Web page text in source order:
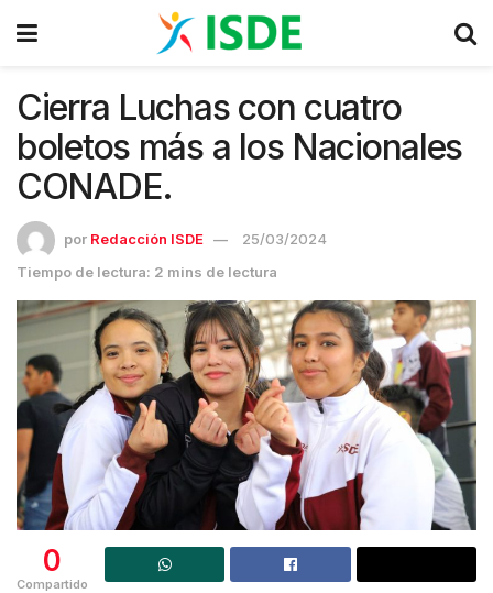
Cierra Luchas con cuatro
boletos más a los Nacionales
CONADE.
por Redacción ISDE
25/03/2024
Tiempo de lectura: 2 mins de lectura
0
Compartido